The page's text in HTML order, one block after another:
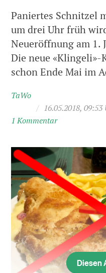
Paniertes Schnitzel
um drei Uhr früh
Neueröffnung am 1.
Die neue «Klingeli»-
schon Ende Mai im
TaWo
/ 16.05.2018, 09:53
1 Kommentar
Diesen